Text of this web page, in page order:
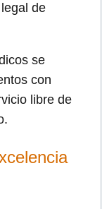
de
se
con
libre de